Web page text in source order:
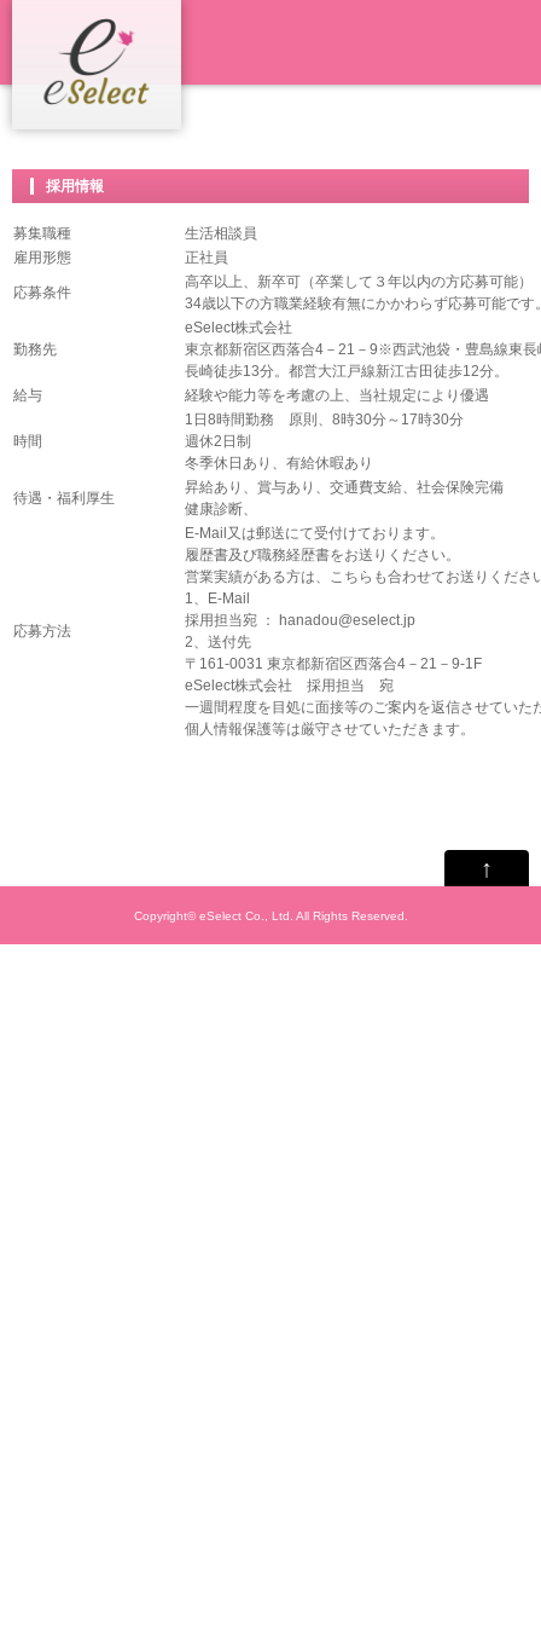
採用情報
募集職種
生活相談員
雇用形態
正社員
応募条件
高卒以上、新卒可（卒業して３年以内の方応募可能）
34歳以下の方職業経験有無にかかわらず応募可能です
勤務先
eSelect株式会社
東京都新宿区西落合4－21－9※西武池袋・豊島線東
長崎徒歩13分。都営大江戸線新江古田徒歩12分。
給与
経験や能力等を考慮の上、当社規定により優遇
時間
1日8時間勤務 原則、8時30分～17時30分
週休2日制
冬季休日あり、有給休暇あり
待遇・福利厚生
昇給あり、賞与あり、交通費支給、社会保険完備
健康診断、
応募方法
E-Mail又は郵送にて受付けております。
履歴書及び職務経歴書をお送りください。
営業実績がある方は、こちらも合わせてお送りくださ
1、E-Mail
採用担当宛 ： hanadou@eselect.jp
2、送付先
〒161-0031 東京都新宿区西落合4－21－9-1F
eSelect株式会社 採用担当 宛
一週間程度を目処に面接等のご案内を返信させていた
個人情報保護等は厳守させていただきます。
↑
Copyright© eSelect Co., Ltd. All Rights Reserved.